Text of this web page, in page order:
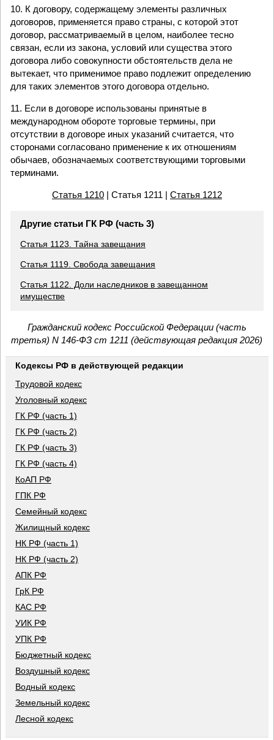
10. К договору, содержащему элементы различных
договоров, применяется право страны, с которой этот
договор, рассматриваемый в целом, наиболее тесно
связан, если из закона, условий или существа этого
договора либо совокупности обстоятельств дела не
вытекает, что применимое право подлежит определению
для таких элементов этого договора отдельно.
11. Если в договоре использованы принятые в
международном обороте торговые термины, при
отсутствии в договоре иных указаний считается, что
сторонами согласовано применение к их отношениям
обычаев, обозначаемых соответствующими торговыми
терминами.
Статья 1210| Статья 1211 | Статья 1212
Другие статьи ГК РФ (часть 3)
Статья 1123. Тайна завещания
Статья 1119. Свобода завещания
Статья 1122. Доли наследников в завещанном
имуществе
Гражданский кодекс Российской Федерации (часть
третья) N 146-ФЗ ст 1211 (действующая редакция 2026)
Кодексы РФ в действующей редакции
Трудовой кодекс
Уголовный кодекс
ГК РФ (часть 1)
ГК РФ (часть 2)
ГК РФ (часть 3)
ГК РФ (часть 4)
КоАП РФ
ГПК РФ
Семейный кодекс
Жилищный кодекс
НК РФ (часть 1)
НК РФ (часть 2)
АПК РФ
ГрК РФ
КАС РФ
УИК РФ
УПК РФ
Бюджетный кодекс
Воздушный кодекс
Водный кодекс
Земельный кодекс
Лесной кодекс